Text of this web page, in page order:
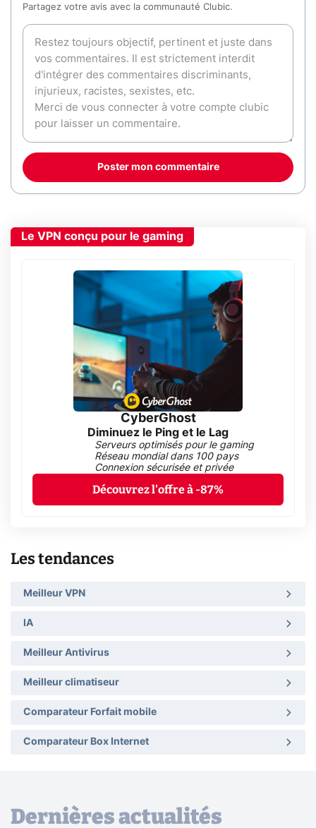
Partagez votre avis avec la communauté Clubic.
Poster mon commentaire
Le VPN conçu pour le gaming
CyberGhost
Diminuez le Ping et le Lag
Serveurs optimisés pour le gaming
Réseau mondial dans 100 pays
Connexion sécurisée et privée
Découvrez l'offre à -87%
Les tendances
Meilleur VPN
IA
Meilleur Antivirus
Meilleur climatiseur
Comparateur Forfait mobile
Comparateur Box Internet
Dernières actualités